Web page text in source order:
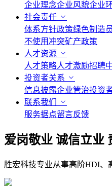
企业理念企业风貌企业
社会责任
体系方针政策绿色制造
不使用冲突矿产政策
人才资源
人才策略人才激励招聘
投资者关系
信息披露企业管治投资
联系我们
服务据点留言反馈
爱岗敬业 诚信立业
胜宏科技专业从事高阶HDI、